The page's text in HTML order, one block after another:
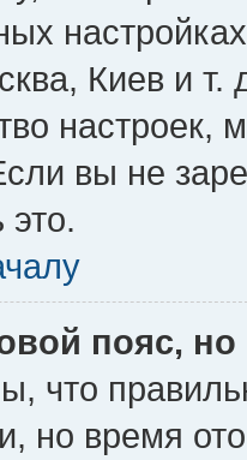
Киев и т.
настроек,
вы не
пояс,
что
но время